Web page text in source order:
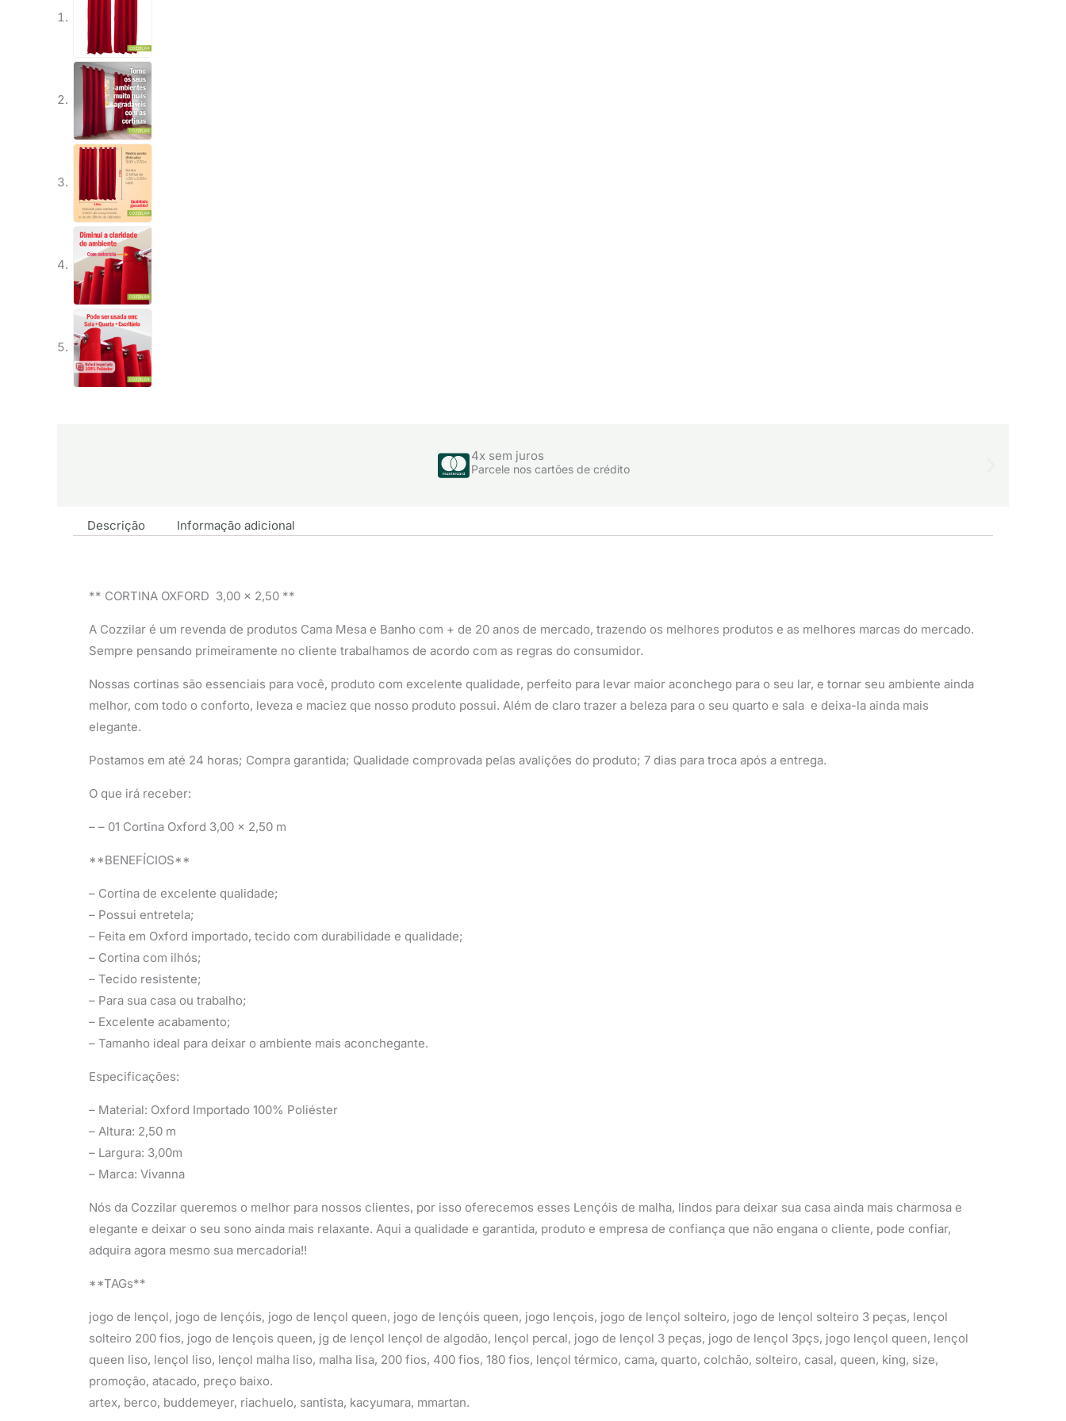
4x sem juros
Parcele nos cartões de crédito
Descrição Informação adicional
** CORTINA OXFORD 3,00 x 2,50 **
A Cozzilar é um revenda de produtos Cama Mesa e Banho com + de 20 anos de mercado, trazendo os melhores produtos e as melhores marcas do mercado.
Sempre pensando primeiramente no cliente trabalhamos de acordo com as regras do consumidor.
Nossas cortinas são essenciais para você, produto com excelente qualidade, perfeito para levar maior aconchego para o seu lar, e tornar seu ambiente ainda
melhor, com todo o conforto, leveza e maciez que nosso produto possui. Além de claro trazer a beleza para o seu quarto e sala e deixa-la ainda mais
elegante.
Postamos em até 24 horas; Compra garantida; Qualidade comprovada pelas avalições do produto; 7 dias para troca após a entrega.
O que irá receber:
– – 01 Cortina Oxford 3,00 x 2,50 m
**BENEFÍCIOS**
– Cortina de excelente qualidade;
– Possui entretela;
– Feita em Oxford importado, tecido com durabilidade e qualidade;
– Cortina com ilhós;
– Tecido resistente;
– Para sua casa ou trabalho;
– Excelente acabamento;
– Tamanho ideal para deixar o ambiente mais aconchegante.
Especificações:
– Material: Oxford Importado 100% Poliéster
– Altura: 2,50 m
– Largura: 3,00m
– Marca: Vivanna
Nós da Cozzilar queremos o melhor para nossos clientes, por isso oferecemos esses Lençóis de malha, lindos para deixar sua casa ainda mais charmosa e
elegante e deixar o seu sono ainda mais relaxante. Aqui a qualidade e garantida, produto e empresa de confiança que não engana o cliente, pode confiar,
adquira agora mesmo sua mercadoria!!
**TAGs**
jogo de lençol, jogo de lençóis, jogo de lençol queen, jogo de lençóis queen, jogo lençois, jogo de lençol solteiro, jogo de lençol solteiro 3 peças, lençol
solteiro 200 fios, jogo de lençois queen, jg de lençol lençol de algodão, lençol percal, jogo de lençol 3 peças, jogo de lençol 3pçs, jogo lençol queen, lençol
queen liso, lençol liso, lençol malha liso, malha lisa, 200 fios, 400 fios, 180 fios, lençol térmico, cama, quarto, colchão, solteiro, casal, queen, king, size,
promoção, atacado, preço baixo.
artex, berco, buddemeyer, riachuelo, santista, kacyumara, mmartan.